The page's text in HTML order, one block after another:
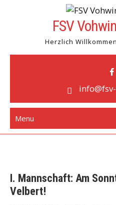
FSV
Herzlich
Menu
I. Mannschaft: Am
Velbert!